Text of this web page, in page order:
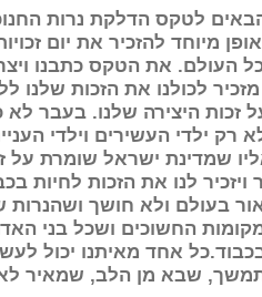
לטקס הדלקת נרות
מיוחד להזכיר את יום
העולם. את הטקס כתבנו
והוא מזכיר לכולנו את הזכות
זכות היצירה שלנו. בעבר לא
רק ילדי העשירים וילדי
שמדינת ישראל שומרת על
ויזכיר לנו את הזכות לחיות
בעולם ולא חושך ושהנרות
החשוכים ושכל בני
אחד מאיתנו יכול
שבא מן הלב, שמאיר